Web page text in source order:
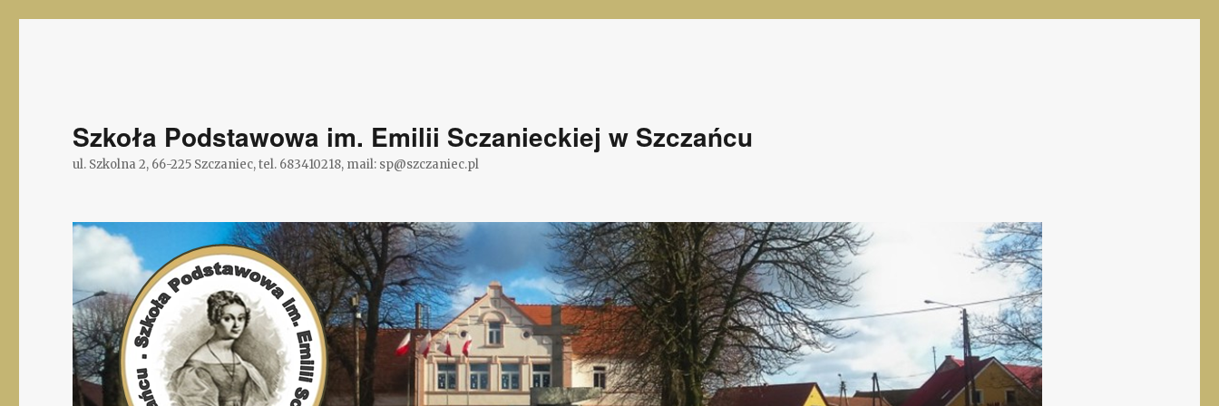
Szkoła Podstawowa im. Emilii Sczanieckiej w Szczańcu
ul. Szkolna 2, 66-225 Szczaniec, tel. 683410218, mail: sp@szczaniec.pl